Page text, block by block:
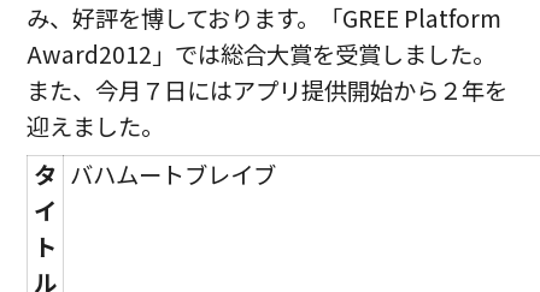
み、好評を博しております。「GREE Platform
Award2012」では総合大賞を受賞しました。
また、今月７日にはアプリ提供開始から２年を
迎えました。
タ
イ
ト
ル
バハムートブレイブ